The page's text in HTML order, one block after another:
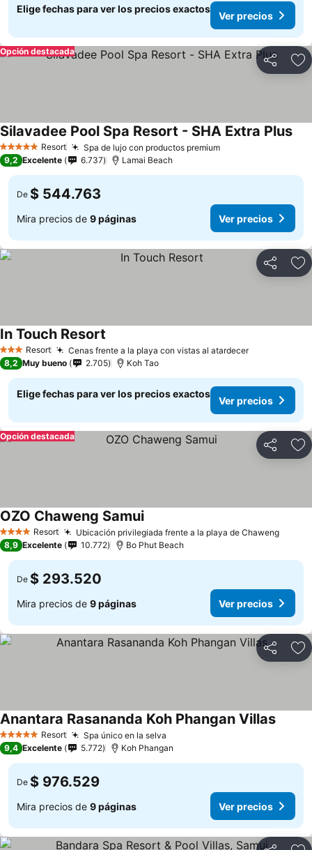
Elige fechas para ver los precios exactos
Ver precios
Compartir
Opción destacada
5 Estrellas Resort Spa de lujo con productos premiumVer precios
Silavadee Pool Spa Resort - SHA Extra Plus
9,2 Excelente 6.737 Lamai Beach
De $ 544.763
Mira precios de 9 páginas Ver precios
Compartir
3 EstrellasResort Cenas frente a la playa con vistas al atardecerVer precios
In Touch Resort
8,2 Muy bueno 2.705 Koh Tao
Elige fechas para ver los precios exactos
Ver precios
Compartir
Opción destacada
4 EstrellasResort Ubicación privilegiada frente a la playa de ChawengVer
OZO Chaweng SamuiVer precios
8,9 Excelente 10.772 Bo Phut Beach
De $ 293.520
Mira precios de 9 páginas Ver precios
Compartir
5 Estrellas Resort Spa único en la selva
Anantara Rasananda Koh Phangan VillasVer
9,4 Excelente 5.772 Koh Phangan
De $ 976.529
Mira precios de 9 páginas Ver precios